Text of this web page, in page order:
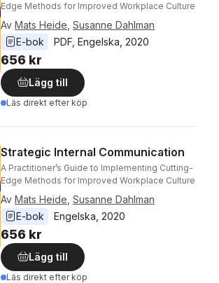
Edge Methods for Improved Workplace Culture
Av Mats Heide Susanne Dahlman
E-bok
PDF Engelska 2020
656 kr
Lägg till
Läs direkt efter köp
Strategic Internal Communication
A Practitioner’s Guide to Implementing Cutting-
Edge Methods for Improved Workplace Culture
Av Mats Heide Susanne Dahlman
E-bok
Engelska 2020
656 kr
Lägg till
Läs direkt efter köp